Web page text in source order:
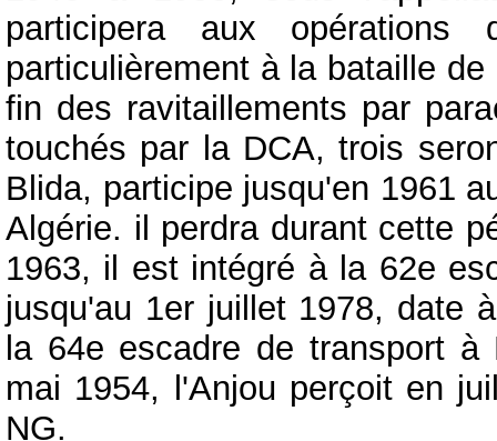
participera aux
particulièrement à la bataille
fin des ravitaillements par
touchés par la DCA, trois
Blida, participe jusqu'en 1961
Algérie. il perdra durant cette
1963, il est intégré à la 62e
jusqu'au 1er juillet 1978, date
la 64e escadre de transport
mai 1954, l'Anjou perçoit en
NG.